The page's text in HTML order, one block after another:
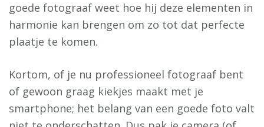
goede fotograaf weet hoe hij deze elementen in
harmonie kan brengen om zo tot dat perfecte
plaatje te komen.
Kortom, of je nu professioneel fotograaf bent
of gewoon graag kiekjes maakt met je
smartphone; het belang van een goede foto valt